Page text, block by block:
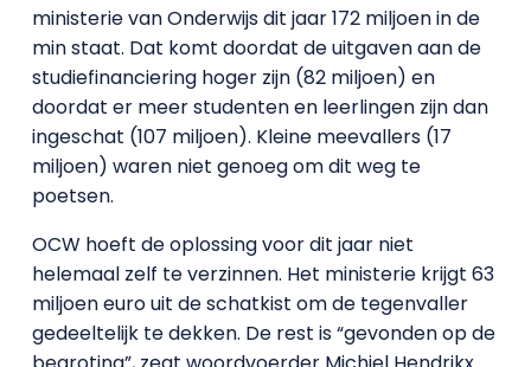
ministerie van Onderwijs dit jaar 172 miljoen in de
min staat. Dat komt doordat de uitgaven aan de
studiefinanciering hoger zijn (82 miljoen) en
doordat er meer studenten en leerlingen zijn dan
ingeschat (107 miljoen). Kleine meevallers (17
miljoen) waren niet genoeg om dit weg te
poetsen.
OCW hoeft de oplossing voor dit jaar niet
helemaal zelf te verzinnen. Het ministerie krijgt 63
miljoen euro uit de schatkist om de tegenvaller
gedeeltelijk te dekken. De rest is “gevonden op de